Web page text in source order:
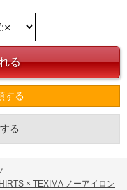
する
る
× TEXIMA ノーアイロン